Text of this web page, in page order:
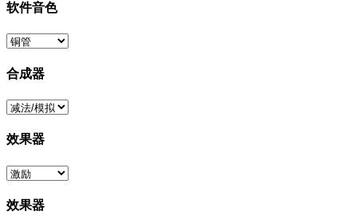
软件音色
合成器
效果器
效果器